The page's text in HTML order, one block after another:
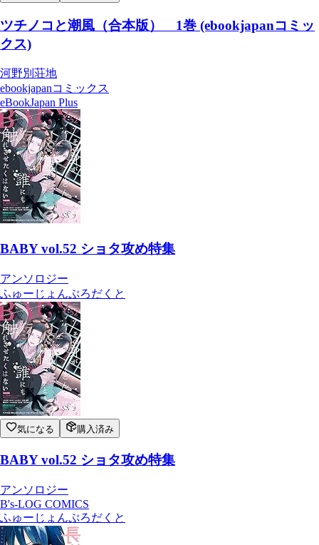
ツチノコと潮風（合本版） 1巻 (ebookjapanコミッ
クス)
河野別荘地
ebookjapanコミックス
eBookJapan Plus
BABY vol.52 ショタ攻め特集
アンソロジー
ふゅーじょんぷろだくと
気になる 購入済み
BABY vol.52 ショタ攻め特集
アンソロジー
B's-LOG COMICS
ふゅーじょんぷろだくと